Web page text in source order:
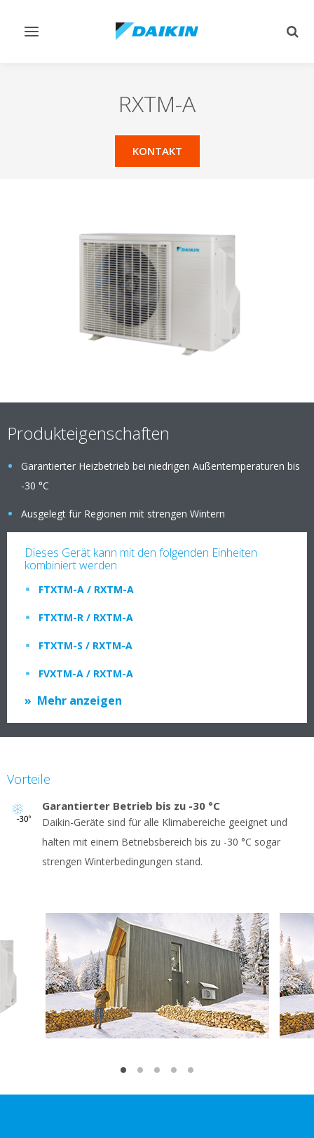
Navigation
RXTM-A
KONTAKT
Produkteigenschaften
Garantierter Heizbetrieb bei niedrigen Außentemperaturen bis
-30 °C
Ausgelegt für Regionen mit strengen Wintern
Dieses Gerät kann mit den folgenden Einheiten
kombiniert werden
FTXTM-A / RXTM-A
FTXTM-R / RXTM-A
FTXTM-S / RXTM-A
FVXTM-A / RXTM-A
Mehr anzeigen
Vorteile
Garantierter Betrieb bis zu -30 °C
Daikin-Geräte sind für alle Klimabereiche geeignet und
halten mit einem Betriebsbereich bis zu -30 °C sogar
strengen Winterbedingungen stand.